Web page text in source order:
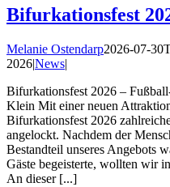
Bifurkationsfest
Melanie Ostendarp2026-07-
2026|News|
Bifurkationsfest 2026 –
Klein Mit einer neuen
Bifurkationsfest 2026
angelockt. Nachdem der
Bestandteil unseres Angebots
Gäste begeisterte, wollten wir
An dieser [...]